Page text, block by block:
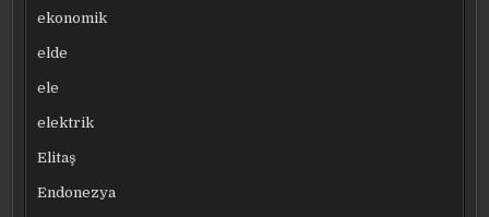
ekonomik
elde
ele
elektrik
Elitaş
Endonezya